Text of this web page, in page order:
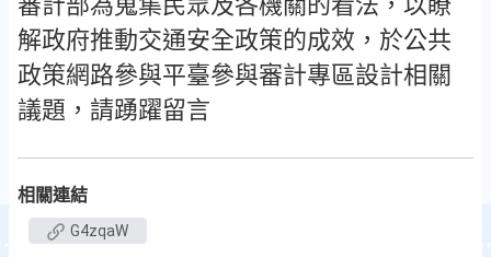
解政府推動交通安全政策的成效，於公共
政策網路參與平臺參與審計專區設計相關
議題，請踴躍留言
相關連結
G4zqaW